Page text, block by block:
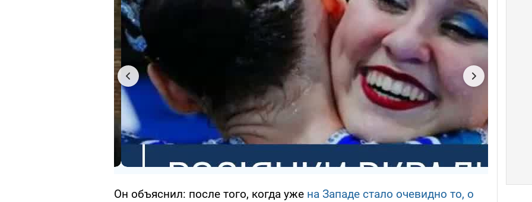
Он объяснил: после того, когда уже на Западе стало очевидно то, о